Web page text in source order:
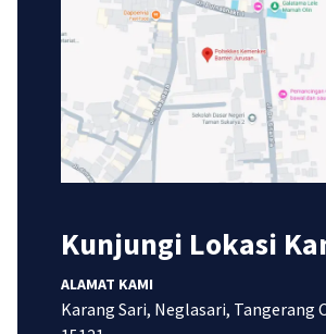
Kunjungi Lokasi
ALAMAT KAMI
Karang Sari, Neglasari, Tangerang